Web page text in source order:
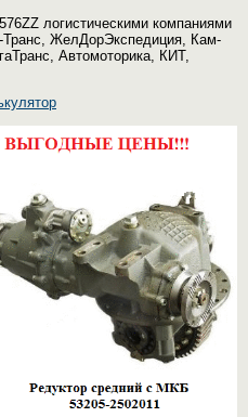
логистическими компаниями
ЖелДорЭкспедиция, Кам-
Автомоторика, КИТ,